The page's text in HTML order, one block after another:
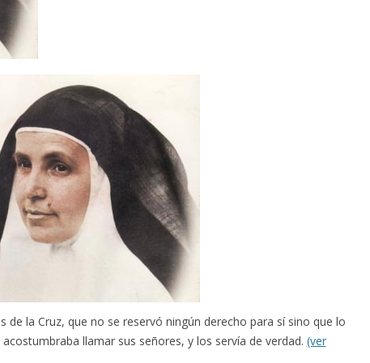
la Cruz, que no se reservó ningún derecho para sí sino que lo
llamar sus señores, y los servía de verdad. (ver